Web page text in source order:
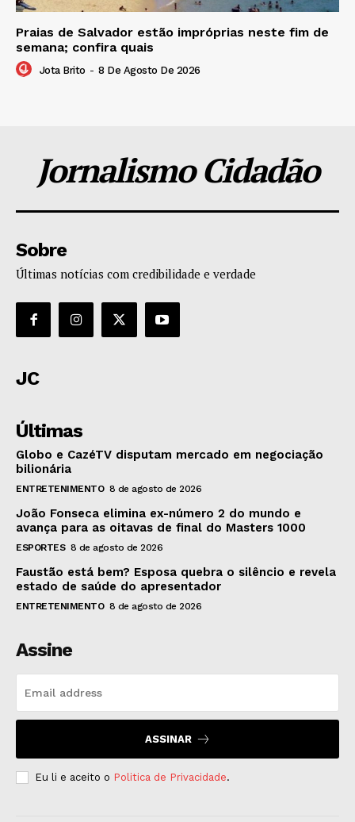
Praias de Salvador estão impróprias neste fim de
semana; confira quais
Jota Brito - 8 De Agosto De 2026
Jornalismo Cidadão
Sobre
Últimas notícias com credibilidade e verdade
JC
Últimas
Globo e CazéTV disputam mercado em negociação
bilionária
ENTRETENIMENTO 8 de agosto de 2026
João Fonseca elimina ex-número 2 do mundo e
avança para as oitavas de final do Masters 1000
ESPORTES 8 de agosto de 2026
Faustão está bem? Esposa quebra o silêncio e revela
estado de saúde do apresentador
ENTRETENIMENTO 8 de agosto de 2026
Assine
ASSINAR
Eu li e aceito o Politica de Privacidade.